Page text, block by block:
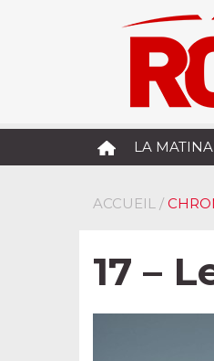
LA
ACCUEIL /
17 –